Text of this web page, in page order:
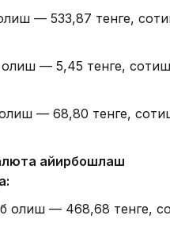
— 533,87 тенге,
— 5,45 тенге,
— 68,80 тенге,
айирбошлаш
олиш — 468,68 тенге,